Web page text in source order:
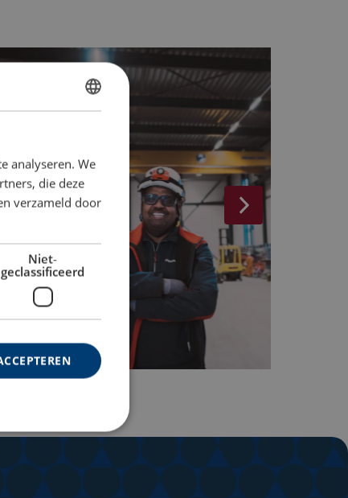
DUTCH
analyseren. We
die deze
verzameld door
Niet-
geclassificeerd